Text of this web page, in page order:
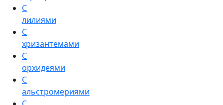
С
лилиями
С
хризантемами
С
орхидеями
С
альстромериями